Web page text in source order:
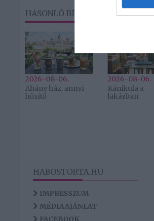
web or
I want
HASONLÓ BEJEGYZÉSEK
2026-08-06.
Ahány ház, annyi
hűsítő
2026-08-06.
Kánikula a
lakásban
HABOSTORTA.HU
IMPRESSZUM
MÉDIAAJÁNLAT
FACEBOOK